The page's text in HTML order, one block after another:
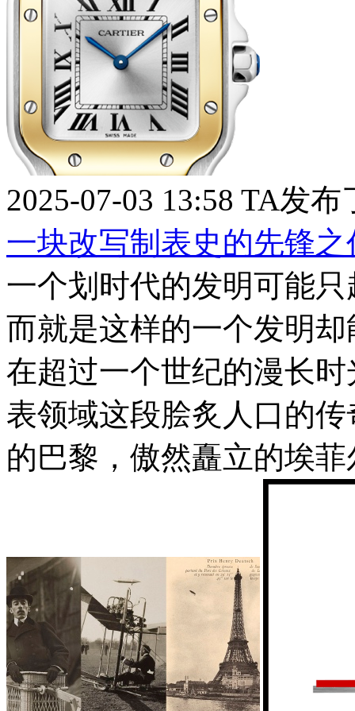
2025-07-03 13:58 TA发布
一块改写制表史的先锋之
一个划时代的发明可能
而就是这样的一个发明
在超过一个世纪的漫长
表领域这段脍炙人口的
的巴黎，傲然矗立的埃